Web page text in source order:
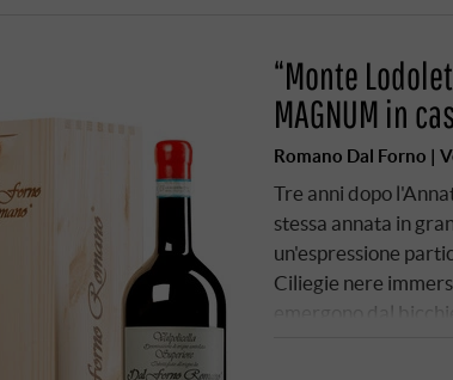
“Monte
MAGNUM in
Romano Dal Forno |
Tre anni dopo
stessa annata in
un'espressione
Ciliegie nere
emergono dal
continuità con